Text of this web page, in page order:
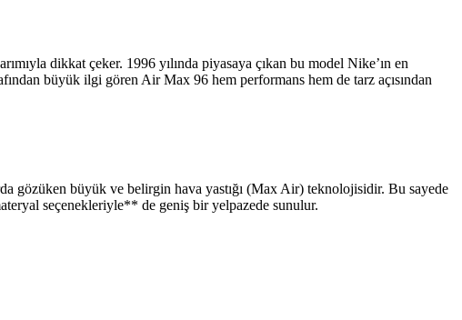
dikkat çeker. 1996 yılında piyasaya çıkan bu model Nike’ın en
büyük ilgi gören Air Max 96 hem performans hem de tarz açısından
gözüken büyük ve belirgin hava yastığı (Max Air) teknolojisidir. Bu sayede
seçenekleriyle** de geniş bir yelpazede sunulur.